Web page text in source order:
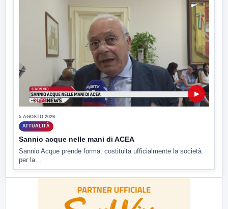
▶
5 AGOSTO 2026
ATTUALITÀ
Sannio acque nelle mani di ACEA
Sannio Acque prende forma: costituita ufficialmente la società
per la...